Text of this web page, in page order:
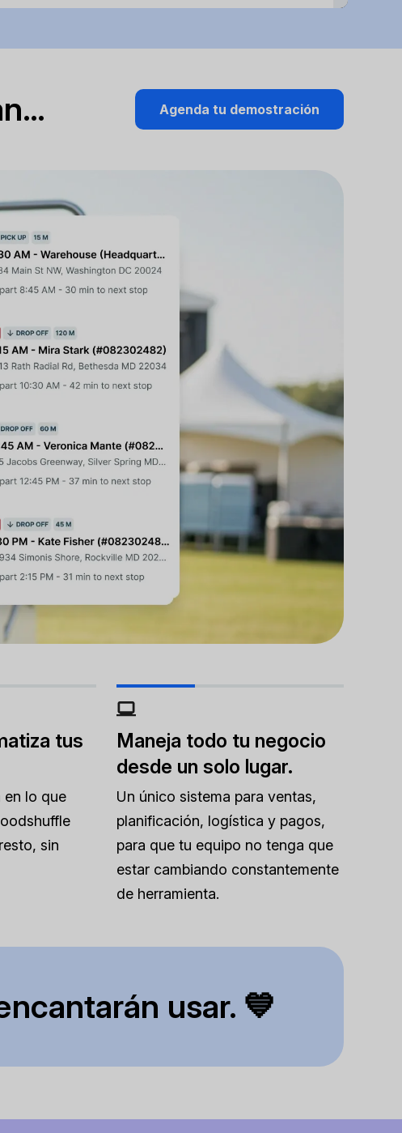
Agenda tu demostración
tus
en lo que
sin
Maneja todo tu negocio
desde un solo lugar.
Un único sistema para ventas,
planificación, logística y pagos,
para que tu equipo no tenga que
estar cambiando constantemente
de herramienta.
usar. 💙